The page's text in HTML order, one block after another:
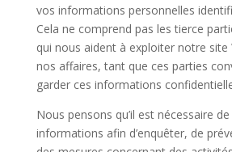
vos informations personnelles
Cela ne comprend pas les tierce
qui nous aident à exploiter notre
nos affaires, tant que ces parties
garder ces informations
Nous pensons qu’il est nécessaire
informations afin d’enquêter, de